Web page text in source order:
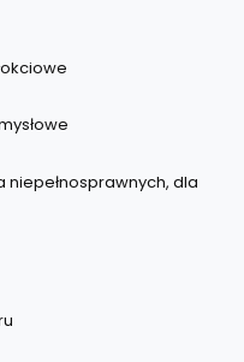
niepełnosprawnych, dla